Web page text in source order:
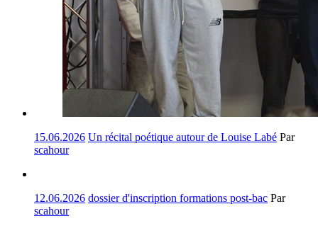
15.06.2026 Un récital poétique autour de Louise Labé Par
scahour
12.06.2026 dossier d'inscription formations post-bac Par
scahour